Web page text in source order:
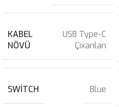
KABEL
NÖVÜ
USB Type-C
Çıxarılan
SWITCH Blue